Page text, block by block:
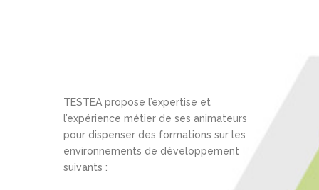
TESTEA propose l’expertise et
l’expérience métier de ses animateurs
pour dispenser des formations sur les
environnements de développement
suivants :